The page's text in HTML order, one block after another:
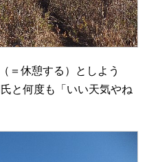
＝休憩する）としよう
と何度も「いい天気やね